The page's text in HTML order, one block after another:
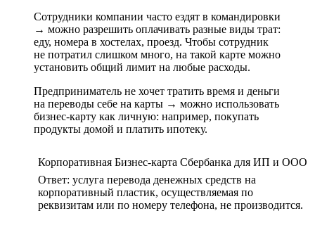
Сотрудники компании часто ездят в командировки
→ можно разрешить оплачивать разные виды трат:
еду, номера в хостелах, проезд. Чтобы сотрудник
не потратил слишком много, на такой карте можно
установить общий лимит на любые расходы.
Предприниматель не хочет тратить время и деньги
на переводы себе на карты → можно использовать
бизнес-карту как личную: например, покупать
продукты домой и платить ипотеку.
Корпоративная Бизнес-карта Сбербанка для ИП и ООО
Ответ: услуга перевода денежных средств на
корпоративный пластик, осуществляемая по
реквизитам или по номеру телефона, не производится.